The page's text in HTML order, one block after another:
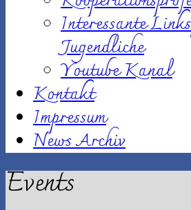
Interessante
Jugendliche
Youtube Kanal
Kontakt
Impressum
News Archiv
Events